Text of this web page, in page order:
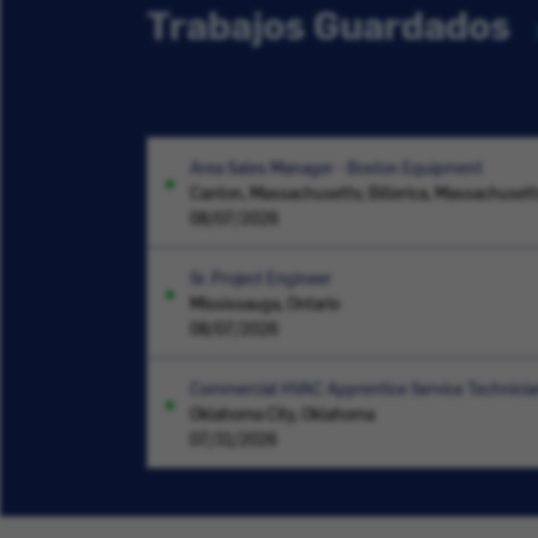
Trabajos Guardados
Area Sales Manager - Boston Equipment
Canton, Massachusetts; Billerica,
08/07/2026
Sr. Project Engineer
Mississauga, Ontario
08/07/2026
Commercial HVAC Apprentice Service
Oklahoma City, Oklahoma
07/31/2026